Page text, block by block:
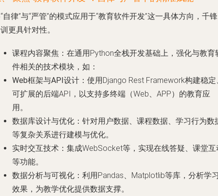
自律”与“严管”的模式应用于“教育软件开发”这一具体方向，千
更具针对性。
课程内容聚焦 ：在通用Python全栈开发基础上，强化与教育
件相关的技术模块，如：
Web框架与API设计 ：使用Django Rest Framework构建稳定
可扩展的后端API，以支持多终端（Web、APP）的教育应
用。
数据库设计与优化 ：针对用户数据、课程数据、学习行为数
等复杂关系进行建模与优化。
实时交互技术 ：集成WebSocket等，实现在线答疑、课堂互
等功能。
数据分析与可视化 ：利用Pandas、Matplotlib等库，分析学
效果，为教学优化提供数据支撑。